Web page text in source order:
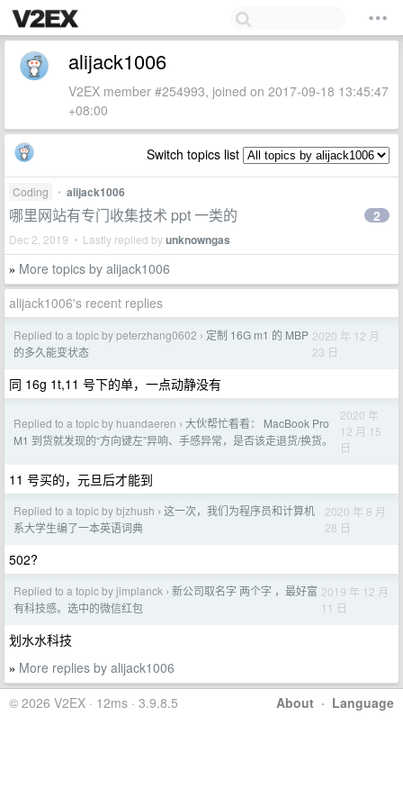
alijack1006
V2EX member #254993, joined on 2017-09-18 13:45:47
+08:00
Switch topics list
Coding • alijack1006
哪里网站有专门收集技术 ppt 一类的
Dec 2, 2019 • Lastly replied byunknowngas
2
» More topics by alijack1006
alijack1006's recent replies
Replied to a topic by peterzhang0602 › 定制 16G m1 的 MBP
的多久能变状态
2020 年 12 月
23 日
同 16g 1t,11 号下的单，一点动静没有
Replied to a topic by huandaeren › 大伙帮忙看看： MacBook Pro
M1 到货就发现的“方向键左”异响、手感异常，是否该走退货/换货。
2020 年
12 月 15
日
11 号买的，元旦后才能到
Replied to a topic by bjzhush › 这一次，我们为程序员和计算机
系大学生编了一本英语词典
2020 年 8 月
28 日
502?
Replied to a topic by jimplanck › 新公司取名字 两个字 ，最好富
有科技感。选中的微信红包
2019 年 12 月
11 日
划水水科技
» More replies by alijack1006
About · Language
© 2026 V2EX · 12ms · 3.9.8.5